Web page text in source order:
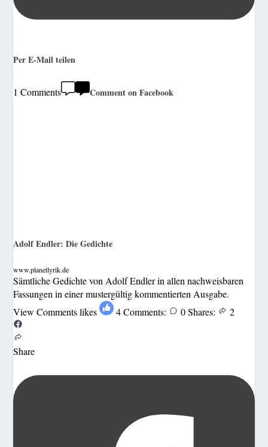
Per E-Mail teilen
1 Comments Comment on Facebook
Adolf Endler: Die Gedichte
www.planetlyrik.de
Sämtliche Gedichte von Adolf Endler in allen nachweisbaren
Fassungen in einer mustergültig kommentierten Ausgabe.
View Comments likes 4 Comments: 0 Shares: 2
Share